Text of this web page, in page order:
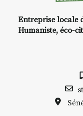
Entreprise locale
Humaniste, éco-